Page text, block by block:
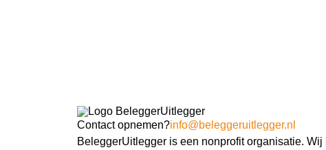
Contact opnemen?info@beleggeruitlegger.nl
BeleggerUitlegger is een nonprofit organisatie.